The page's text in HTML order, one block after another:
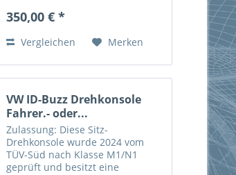
(KBA) für den VW Crafter 2 / MAN
des Sitzes...
350,00 € *
Vergleichen Merken
VW ID-Buzz Drehkonsole
Fahrer.- oder...
Zulassung: Diese Sitz-
Drehkonsole wurde 2024 vom
TÜV-Süd nach Klasse M1/N1
geprüft und besitzt eine